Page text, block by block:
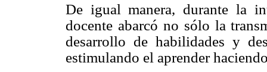
De igual manera, durante la
docente abarcó no sólo la
desarrollo de habilidades y
estimulando el aprender